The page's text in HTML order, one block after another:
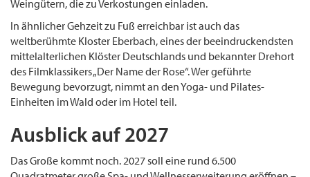
Weingütern, die zu Verkostungen einladen.
In ähnlicher Gehzeit zu Fuß erreichbar ist auch das
weltberühmte Kloster Eberbach, eines der beeindruckendsten
mittelalterlichen Klöster Deutschlands und bekannter Drehort
des Filmklassikers „Der Name der Rose“. Wer geführte
Bewegung bevorzugt, nimmt an den Yoga- und Pilates-
Einheiten im Wald oder im Hotel teil.
Ausblick auf 2027
Das Große kommt noch. 2027 soll eine rund 6.500